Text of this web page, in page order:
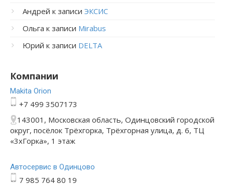
Андрей к записи ЭКСИС
Ольга к записи Mirabus
Юрий к записи DELTA
Компании
Makita Orion
+7 499 3507173
143001, Московская область, Одинцовский городской
округ, посёлок Трёхгорка, Трёхгорная улица, д. 6, ТЦ
«3хГорка», 1 этаж
Автосервис в Одинцово
7 985 764 80 19